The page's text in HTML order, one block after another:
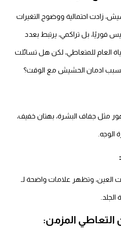
احتمالية ووضوح التغيرات
بل تراكمي، يرتبط بعدد
للمتعاطي، لكن هل تسائلت
ادمان الحشيش مع الوقت؟
جفاف البشرة، بهتان خفيف،
وتظهر علامات واضحة لـ